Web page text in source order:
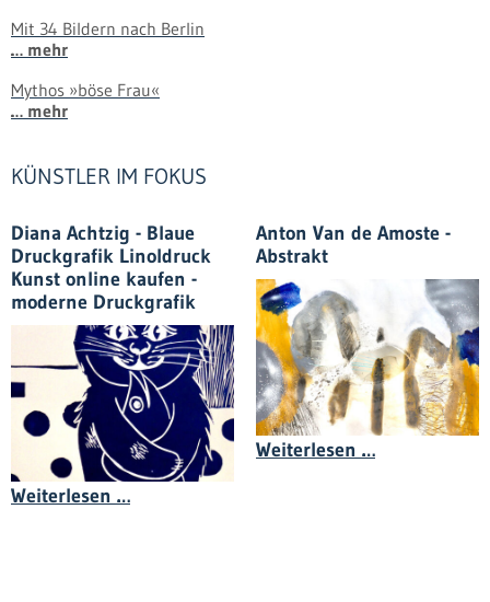
Mit 34 Bildern nach Berlin
… mehr
Mythos »böse Frau«
… mehr
KÜNSTLER IM FOKUS
Diana Achtzig - Blaue
Druckgrafik Linoldruck
Kunst online kaufen -
moderne Druckgrafik
Weiterlesen …Diana Achtzig - Blaue Druckgrafik
Anton Van de Amoste -
Abstrakt
Weiterlesen …Anton Van